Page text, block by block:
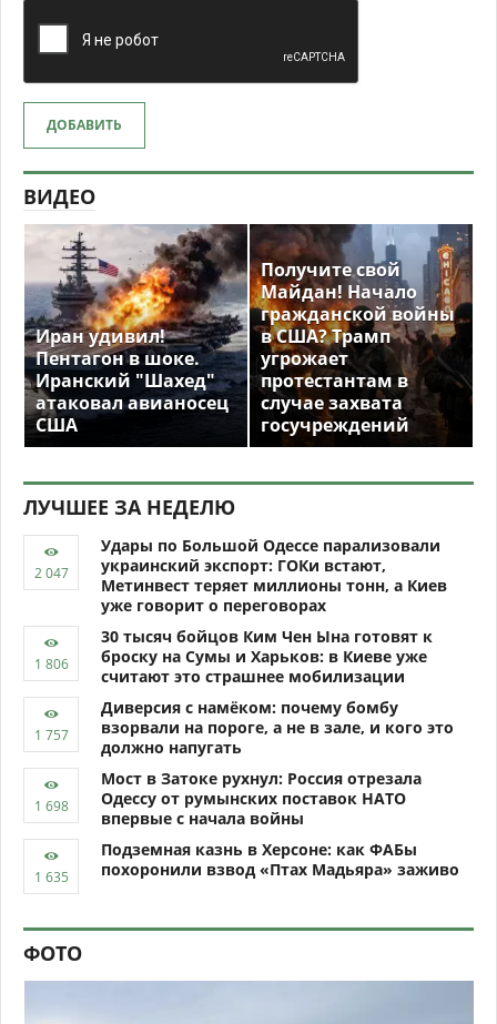
ДОБАВИТЬ
ВИДЕО
Иран удивил!
Пентагон в шоке.
Иранский "Шахед"
атаковал авианосец
США
Получите свой
Майдан! Начало
гражданской войны
в США? Трамп
угрожает
протестантам в
случае захвата
госучреждений
ЛУЧШЕЕ ЗА НЕДЕЛЮ
Удары по Большой Одессе парализовали
украинский экспорт: ГОКи встают,
Метинвест теряет миллионы тонн, а Киев
уже говорит о переговорах
30 тысяч бойцов Ким Чен Ына готовят к
броску на Сумы и Харьков: в Киеве уже
считают это страшнее мобилизации
Диверсия с намёком: почему бомбу
взорвали на пороге, а не в зале, и кого это
должно напугать
Мост в Затоке рухнул: Россия отрезала
Одессу от румынских поставок НАТО
впервые с начала войны
Подземная казнь в Херсоне: как ФАБы
похоронили взвод «Птах Мадьяра» заживо
ФОТО